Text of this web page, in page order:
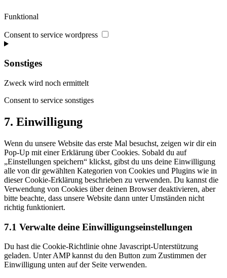
Funktional
Consent to service wordpress
Sonstiges
Zweck wird noch ermittelt
Consent to service sonstiges
7. Einwilligung
Wenn du unsere Website das erste Mal besuchst, zeigen wir dir ein
Pop-Up mit einer Erklärung über Cookies. Sobald du auf
„Einstellungen speichern“ klickst, gibst du uns deine Einwilligung
alle von dir gewählten Kategorien von Cookies und Plugins wie in
dieser Cookie-Erklärung beschrieben zu verwenden. Du kannst die
Verwendung von Cookies über deinen Browser deaktivieren, aber
bitte beachte, dass unsere Website dann unter Umständen nicht
richtig funktioniert.
7.1 Verwalte deine Einwilligungseinstellungen
Du hast die Cookie-Richtlinie ohne Javascript-Unterstützung
geladen. Unter AMP kannst du den Button zum Zustimmen der
Einwilligung unten auf der Seite verwenden.